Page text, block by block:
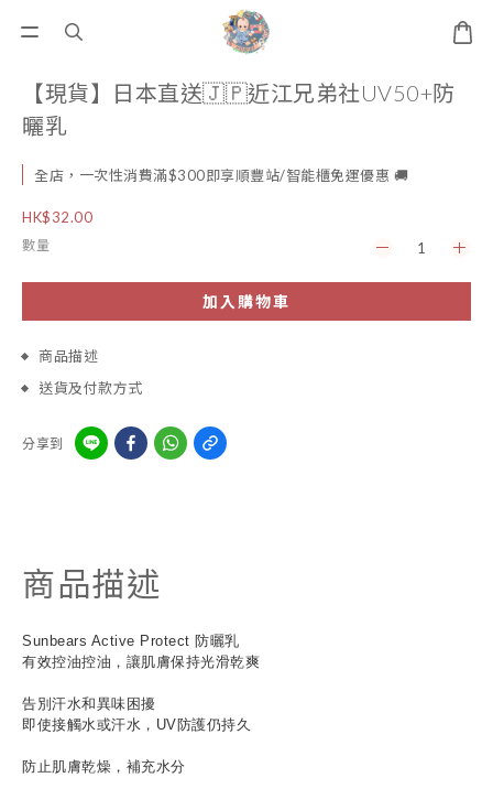
【現貨】日本直送🇯🇵近江兄弟社UV50+防
曬乳
全店，一次性消費滿$300即享順豐站/智能櫃免運優惠 🚚
HK$32.00
數量
加入購物車
商品描述
送貨及付款方式
分享到
商品描述
Sunbears Active Protect 防曬乳
有效控油控油，讓肌膚保持光滑乾爽
告別汗水和異味困擾
即使接觸水或汗水，UV防護仍持久
防止肌膚乾燥，補充水分